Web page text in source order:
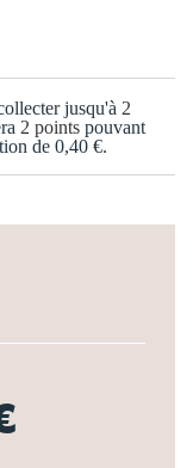
jusqu'à 2
2 points pouvant
de 0,40 €.